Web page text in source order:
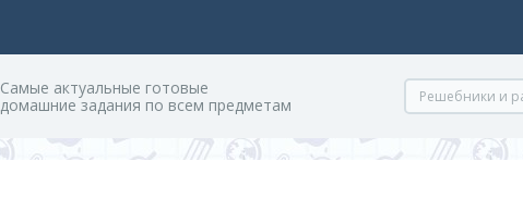
Cамые актуальные готовые
домашние задания по всем предметам